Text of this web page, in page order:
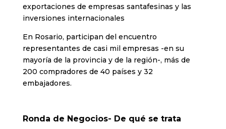
exportaciones de empresas santafesinas y las
inversiones internacionales
En Rosario, participan del encuentro
representantes de casi mil empresas -en su
mayoría de la provincia y de la región-, más de
200 compradores de 40 países y 32
embajadores.
Ronda de Negocios- De qué se trata